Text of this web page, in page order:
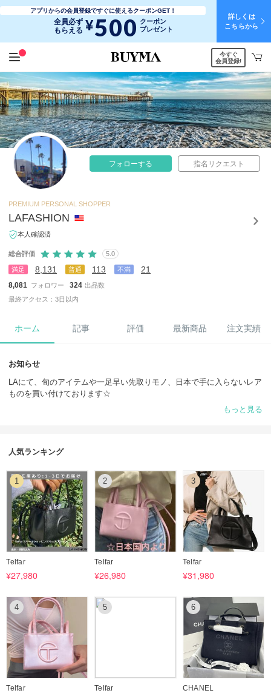
アプリからの会員登録ですぐに使えるクーポンGET！
全員必ず
もらえる ¥500 クーポン
プレゼント
詳しくは
こちらから
今すぐ
会員登録!
フォローする 指名リクエスト
PREMIUM PERSONAL SHOPPER
LAFASHION
本人確認済
総合評価 5.0
満足 8,131 普通 113 不満 21
8,081 フォロワー 324 出品数
最終アクセス：3日以内
ホーム 記事 評価 最新商品 注文実績
お知らせ
LAにて、旬のアイテムや一足早い先取りモノ、日本で手に入らないレア
ものを買い付けております☆
LAにて買い付けをし、日本オフィスに在庫を送っている商品が多い為、
「ファンになる 」をクリックして登録頂きますと、セール情報やクーポ
■ ■ ■以下に関して予めご了承の上、ご注文頂けますようお願い致しま
す。■ ■ ■
・日本国内に在庫を置いている商品に関しましては、ご注文確定後1日
から3日でお手元に届きますが、お取寄せ商品については発送までにお
時間を頂く場合がございます。
・「手元在庫あり」と書いていない商品はご注文後の買い付けになりま
すので、お買い上げ頂く前に在庫のご確認をお願い致します。
・まれに、ご注文頂いた商品が完売により買い付けできなかった場合は
キャンセルとさせて頂く場合がございます。その際はBUYMAより全額
返金となりますのでご安心ください。
・取扱商品はすべて認定店取り寄せの正規品ですが、メーカーによって
は海外購入品は日本国内の正規店での保証対象外となる場合がございま
すのでご留意ください。
もっと見る
人気ランキング
1
Telfar
¥27,980
2
Telfar
¥26,980
3
Telfar
¥31,980
4
Telfar
5
Telfar
6
CHANEL